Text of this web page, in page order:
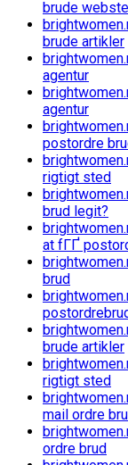
brude
brude artikler
agentur
agentur
postordre
rigtigt sted
brud legit?
at fГҐ
brud
brude artikler
rigtigt sted
mail ordre
ordre brud